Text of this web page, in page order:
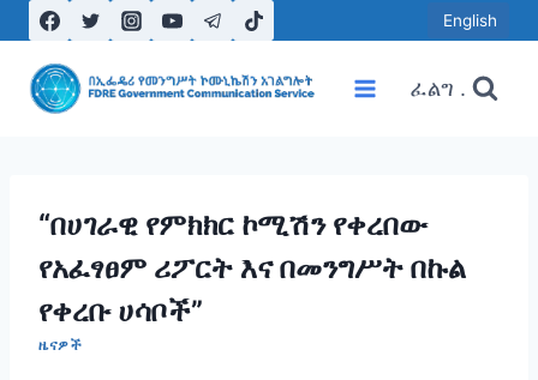
to
content
English
ፈልግ .
“በሀገራዊ የምክክር ኮሚሽን የቀረበው
የአፈፃፀም ሪፖርት እና በመንግሥት በኩል
የቀረቡ ሀሳቦች”
ዜናዎች